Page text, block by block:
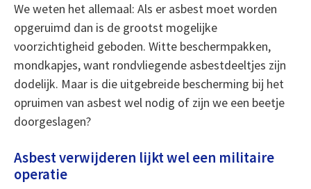
We weten het allemaal: Als er asbest moet worden
opgeruimd dan is de grootst mogelijke
voorzichtigheid geboden. Witte beschermpakken,
mondkapjes, want rondvliegende asbestdeeltjes zijn
dodelijk. Maar is die uitgebreide bescherming bij het
opruimen van asbest wel nodig of zijn we een beetje
doorgeslagen?
Asbest verwijderen lijkt wel een militaire
operatie